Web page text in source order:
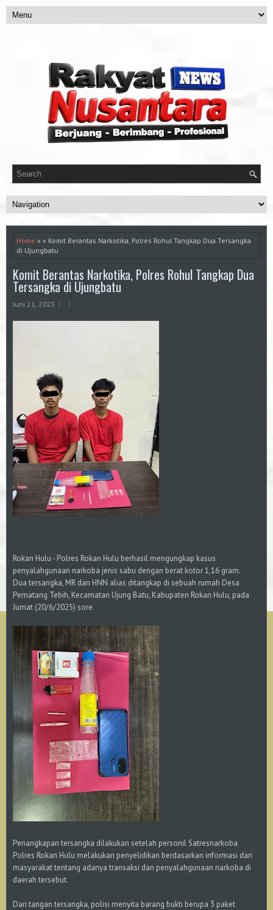
Home » » Komit Berantas Narkotika, Polres Rohul Tangkap Dua Tersangka
di Ujungbatu
Komit Berantas Narkotika, Polres Rohul Tangkap Dua
Tersangka di Ujungbatu
Juni 21, 2025
Rokan Hulu - Polres Rokan Hulu berhasil mengungkap kasus
penyalahgunaan narkoba jenis sabu dengan berat kotor 1,16 gram.
Dua tersangka, MR dan HNN alias ditangkap di sebuah rumah Desa
Pematang Tebih, Kecamatan Ujung Batu, Kabupaten Rokan Hulu, pada
Jumat (20/6/2025) sore.
Penangkapan tersangka dilakukan setelah personil Satresnarkoba
Polres Rokan Hulu melakukan penyelidikan berdasarkan informasi dari
masyarakat tentang adanya transaksi dan penyalahgunaan narkoba di
daerah tersebut.
Dari tangan tersangka, polisi menyita barang bukti berupa 3 paket